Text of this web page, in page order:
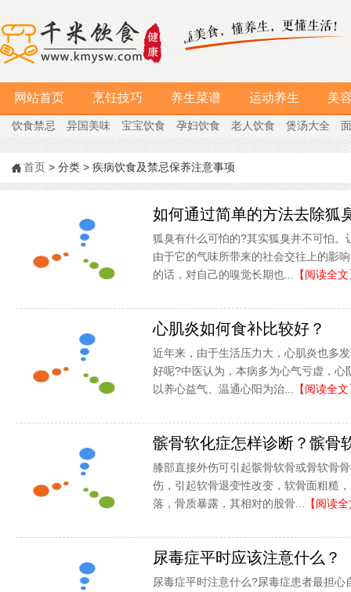
网站首页 烹饪技巧 养生菜谱 运动养生 美
饮食禁忌 异国美味 宝宝饮食 孕妇饮食 老人饮食 煲汤大全
首页 > 分类 > 疾病饮食及禁忌保养注意事项
如何通过简单的方法去除狐
狐臭有什么可怕的?其实狐臭并不可怕。
由于它的气味所带来的社会交往上的影
的话，对自己的嗅觉长期也...
【阅读全
心肌炎如何食补比较好？
近年来，由于生活压力大，心肌炎也多
好呢?中医认为，本病多为心气亏虚，心
以养心益气、温通心阳为治...
【阅读全
髌骨软化症怎样诊断？髌骨
膝部直接外伤可引起髌骨软骨或骨软骨
伤，引起软骨退变性改变，软骨面粗糙
落，骨质暴露，其相对的股骨...
【阅读
尿毒症平时应该注意什么？
尿毒症平时注意什么?尿毒症患者最担